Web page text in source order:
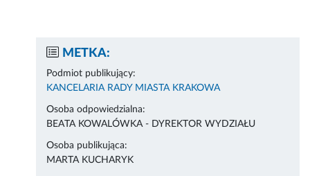
METKA:
Podmiot publikujący:
KANCELARIA RADY MIASTA KRAKOWA
Osoba odpowiedzialna:
BEATA KOWALÓWKA - DYREKTOR WYDZIAŁU
Osoba publikująca:
MARTA KUCHARYK